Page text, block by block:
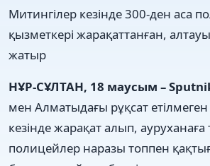
Митингілер кезінде 300-ден аса
қызметкері жарақаттанған,
жатыр
НҰР-СҰЛТАН, 18 маусым –
мен Алматыдағы рұқсат
кезінде жарақат алып, ауруханаға
полицейлер наразы топпен